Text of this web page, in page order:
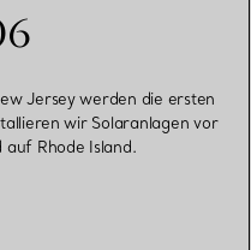
Jersey werden die ersten
wir Solaranlagen vor
auf Rhode Island.